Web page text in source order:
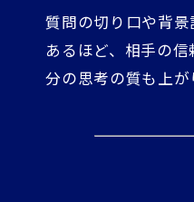
質問の切り口や背
あるほど、相手の
分の思考の質も上が